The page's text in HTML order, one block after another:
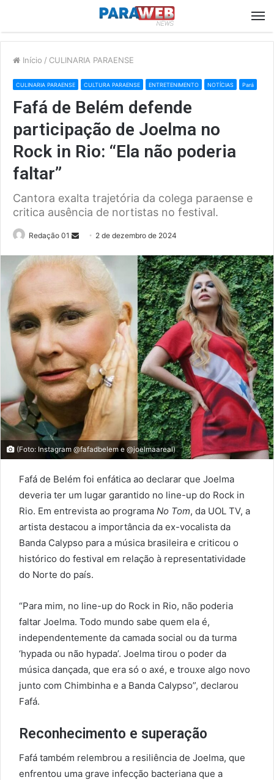
Início / CULINARIA PARAENSE
CULINARIA PARAENSE CULTURA PARAENSE ENTRETENIMENTO NOTÍCIAS Pará
Fafá de Belém defende
participação de Joelma no
Rock in Rio: “Ela não poderia
faltar”
Cantora exalta trajetória da colega paraense e
critica ausência de nortistas no festival.
Redação 01
Send
email
2 de dezembro de 2024
(Foto: Instagram @fafadbelem e @joelmaareal)
Fafá de Belém foi enfática ao declarar que Joelma
deveria ter um lugar garantido no line-up do Rock in
Rio. Em entrevista ao programa No Tom, da UOL TV, a
artista destacou a importância da ex-vocalista da
Banda Calypso para a música brasileira e criticou o
histórico do festival em relação à representatividade
do Norte do país.
“Para mim, no line-up do Rock in Rio, não poderia
faltar Joelma. Todo mundo sabe quem ela é,
independentemente da camada social ou da turma
‘hypada ou não hypada’. Joelma tirou o poder da
música dançada, que era só o axé, e trouxe algo novo
junto com Chimbinha e a Banda Calypso”, declarou
Fafá.
Reconhecimento e superação
Fafá também relembrou a resiliência de Joelma, que
enfrentou uma grave infecção bacteriana que a